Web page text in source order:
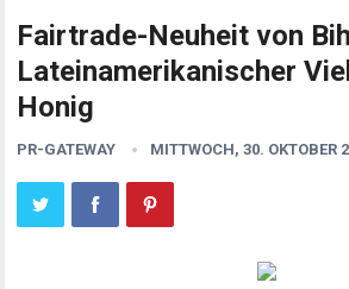
Fairtrade-Neuheit von
Lateinamerikanischer
Honig
PR-GATEWAY MITTWOCH, 30. OKTOBER